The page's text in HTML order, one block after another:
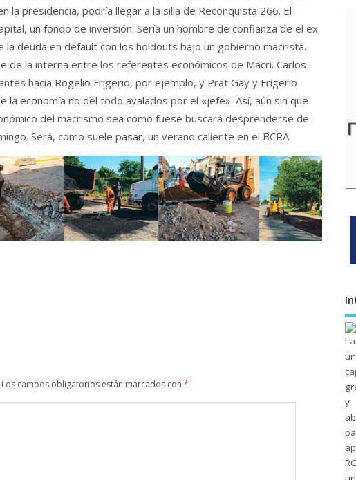
la presidencia, podría llegar a la silla de Reconquista 266. El
un fondo de inversión. Sería un hombre de confianza de el ex
la deuda en default con los holdouts bajo un gobierno macrista.
de la interna entre los referentes económicos de Macri. Carlos
hacia Rogelio Frigerio, por ejemplo, y Prat Gay y Frigerio
economía no del todo avalados por el «jefe». Así, aún sin que
del macrismo sea como fuese buscará desprenderse de
Será, como suele pasar, un verano caliente en el BCRA.
Los campos obligatorios están marcados con *